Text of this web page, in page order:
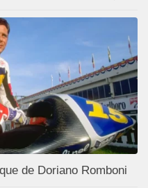
de Doriano Romboni